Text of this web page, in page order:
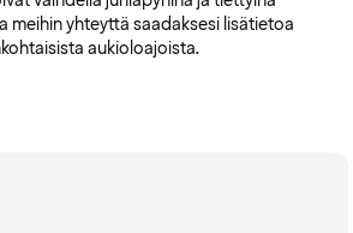
meihin yhteyttä saadaksesi lisätietoa
aukioloajoista.